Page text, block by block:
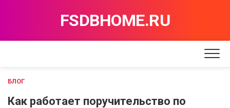
FSDBHOME.RU
БЛОГ
Как работает поручительство по